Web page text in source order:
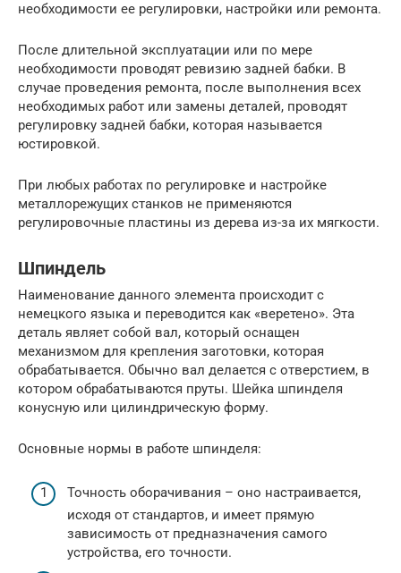
необходимости ее регулировки, настройки или ремонта.
После длительной эксплуатации или по мере
необходимости проводят ревизию задней бабки. В
случае проведения ремонта, после выполнения всех
необходимых работ или замены деталей, проводят
регулировку задней бабки, которая называется
юстировкой.
При любых работах по регулировке и настройке
металлорежущих станков не применяются
регулировочные пластины из дерева из-за их мягкости.
Шпиндель
Наименование данного элемента происходит с
немецкого языка и переводится как «веретено». Эта
деталь являет собой вал, который оснащен
механизмом для крепления заготовки, которая
обрабатывается. Обычно вал делается с отверстием, в
котором обрабатываются пруты. Шейка шпинделя
конусную или цилиндрическую форму.
Основные нормы в работе шпинделя:
Точность оборачивания – оно настраивается,
исходя от стандартов, и имеет прямую
зависимость от предназначения самого
устройства, его точности.